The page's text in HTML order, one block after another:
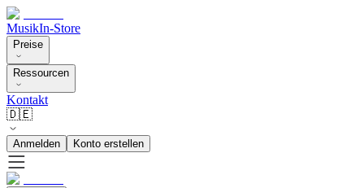
MusikIn-Store
Preise
Ressourcen
Kontakt
🇩🇪
Anmelden Konto erstellen